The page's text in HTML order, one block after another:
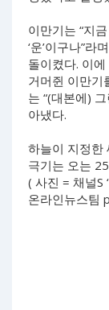
이만기는 “지
‘운’이구나”
돌이켰다. 이
거머쥔 이만기
는 “(대본에)
아냈다.
하늘이 지정한
극기는 오는
( 사진 = 채널S
온라인뉴스팀